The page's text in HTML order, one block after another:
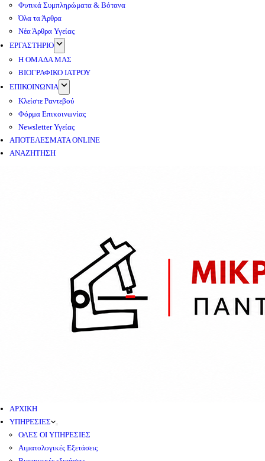
Φυτικά Συμπληρώματα & Βότανα
Όλα τα Άρθρα
Νέα Άρθρα Υγείας
ΕΡΓΑΣΤΗΡΙΟ
Η ΟΜΑΔΑ ΜΑΣ
ΒΙΟΓΡΑΦΙΚΟ ΙΑΤΡΟΥ
ΕΠΙΚΟΙΝΩΝΙΑ
Κλείστε Ραντεβού
Φόρμα Επικοινωνίας
Newsletter Υγείας
ΑΠΟΤΕΛΕΣΜΑΤΑ ONLINE
ΑΝΑΖΗΤΗΣΗ
ΑΡΧΙΚΗ
ΥΠΗΡΕΣΙΕΣ
ΟΛΕΣ ΟΙ ΥΠΗΡΕΣΙΕΣ
Αιματολογικές Εξετάσεις